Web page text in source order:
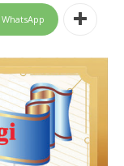
WhatsApp